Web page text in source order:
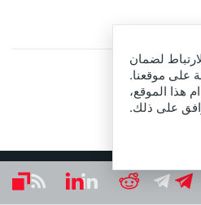
لضمان
على موقعنا.
هذا الموقع،
على ذلك.